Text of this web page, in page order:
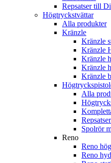
Repsatser till
Högtryckstvättar
Alla produkter
Kränzle
Kränzle
Kränzle
Kränzle
Kränzle
Kränzle
Alla
Spolrör
Reno
Reno
Reno